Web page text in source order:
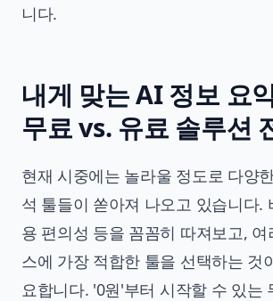
니다.
내게 맞는 AI 정보 요
무료 vs. 유료 솔루션
현재 시중에는 놀라울 정도로 다양
석 툴들이 쏟아져 나오고 있습니다.
용 편의성 등을 꼼꼼히 따져보고, 여
스에 가장 적합한 툴을 선택하는 것
요합니다. '0원'부터 시작할 수 있는